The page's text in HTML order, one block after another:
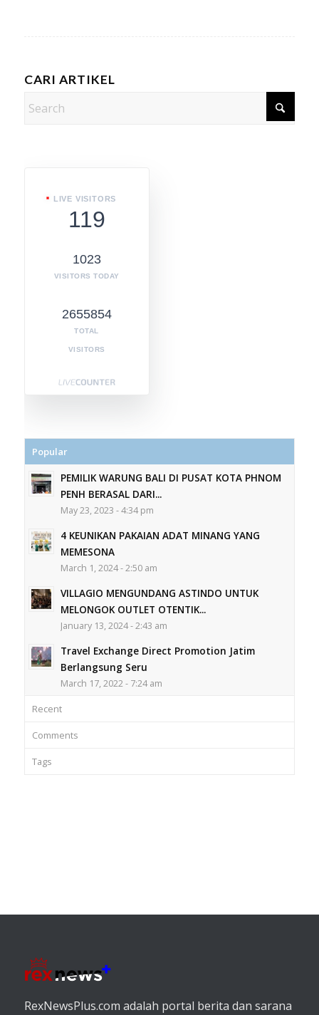
CARI ARTIKEL
LIVE VISITORS
119
1023
VISITORS TODAY
2655854
TOTAL
VISITORS
Popular
PEMILIK WARUNG BALI DI PUSAT KOTA PHNOM
PENH BERASAL DARI...
May 23, 2023 - 4:34 pm
4 KEUNIKAN PAKAIAN ADAT MINANG YANG
MEMESONA
March 1, 2024 - 2:50 am
VILLAGIO MENGUNDANG ASTINDO UNTUK
MELONGOK OUTLET OTENTIK...
January 13, 2024 - 2:43 am
Travel Exchange Direct Promotion Jatim
Berlangsung Seru
March 17, 2022 - 7:24 am
Recent
Comments
Tags
RexNewsPlus.com adalah portal berita dan sarana